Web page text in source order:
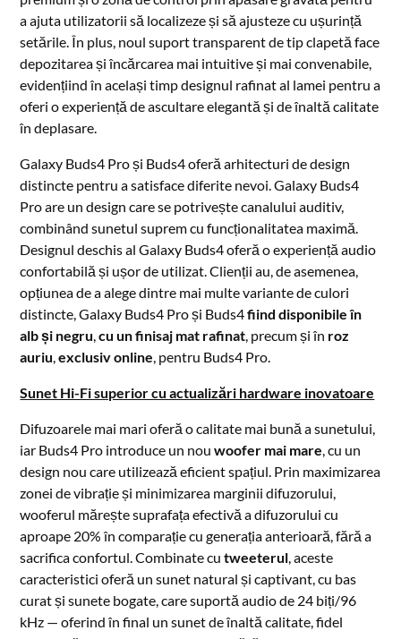
a ajuta utilizatorii să localizeze și să ajusteze cu ușurință
setările. În plus, noul suport transparent de tip clapetă face
depozitarea și încărcarea mai intuitive și mai convenabile,
evidențiind în același timp designul rafinat al lamei pentru a
oferi o experiență de ascultare elegantă și de înaltă calitate
în deplasare.
Galaxy Buds4 Pro și Buds4 oferă arhitecturi de design
distincte pentru a satisface diferite nevoi. Galaxy Buds4
Pro are un design care se potrivește canalului auditiv,
combinând sunetul suprem cu funcționalitatea maximă.
Designul deschis al Galaxy Buds4 oferă o experiență audio
confortabilă și ușor de utilizat. Clienții au, de asemenea,
opțiunea de a alege dintre mai multe variante de culori
distincte, Galaxy Buds4 Pro și Buds4fiind disponibile în
alb și negru,cu un finisaj mat rafinat, precum și în roz
auriu,exclusiv online, pentru Buds4 Pro.
Sunet Hi-Fi superior cu actualizări hardware inovatoare
Difuzoarele mai mari oferă o calitate mai bună a sunetului,
iar Buds4 Pro introduce un nouwoofer mai mare, cu un
design nou care utilizează eficient spațiul. Prin maximizarea
zonei de vibrație și minimizarea marginii difuzorului,
wooferul mărește suprafața efectivă a difuzorului cu
aproape 20% în comparație cu generația anterioară, fără a
sacrifica confortul. Combinate cutweeterul, aceste
caracteristici oferă un sunet natural și captivant, cu bas
curat și sunete bogate, care suportă audio de 24 biți/96
kHz — oferind în final un sunet de înaltă calitate, fidel